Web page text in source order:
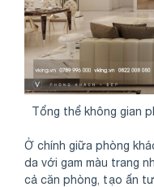
Tổng thể không gian
Ở chính giữa phòng
da với gam màu trang
cả căn phòng, tạo ấn